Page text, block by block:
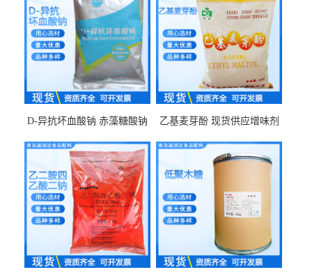
D-异抗坏血酸钠 赤藻糖酸钠
乙基麦芽酚 现货供应增味剂